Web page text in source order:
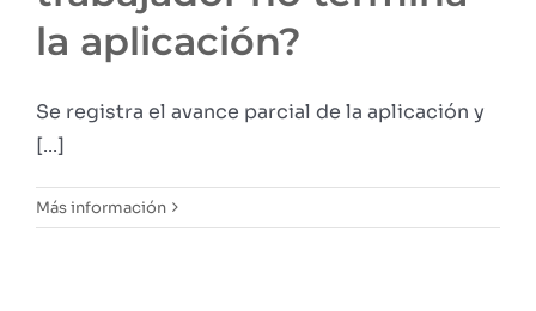
la aplicación?
Se registra el avance parcial de la aplicación y
[...]
Más información